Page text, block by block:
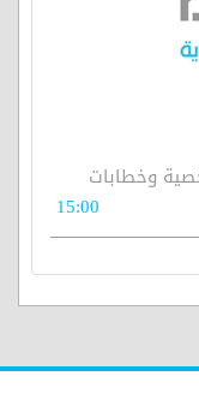
لشخصية وخطابات
15:00